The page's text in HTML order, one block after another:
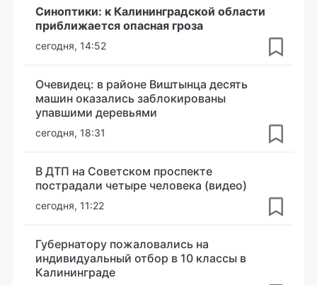
Синоптики: к Калининградской области
приближается опасная гроза
сегодня, 14:52
Очевидец: в районе Виштынца десять
машин оказались заблокированы
упавшими деревьями
сегодня, 18:31
В ДТП на Советском проспекте
пострадали четыре человека (видео)
сегодня, 11:22
Губернатору пожаловались на
индивидуальный отбор в 10 классы в
Калининграде